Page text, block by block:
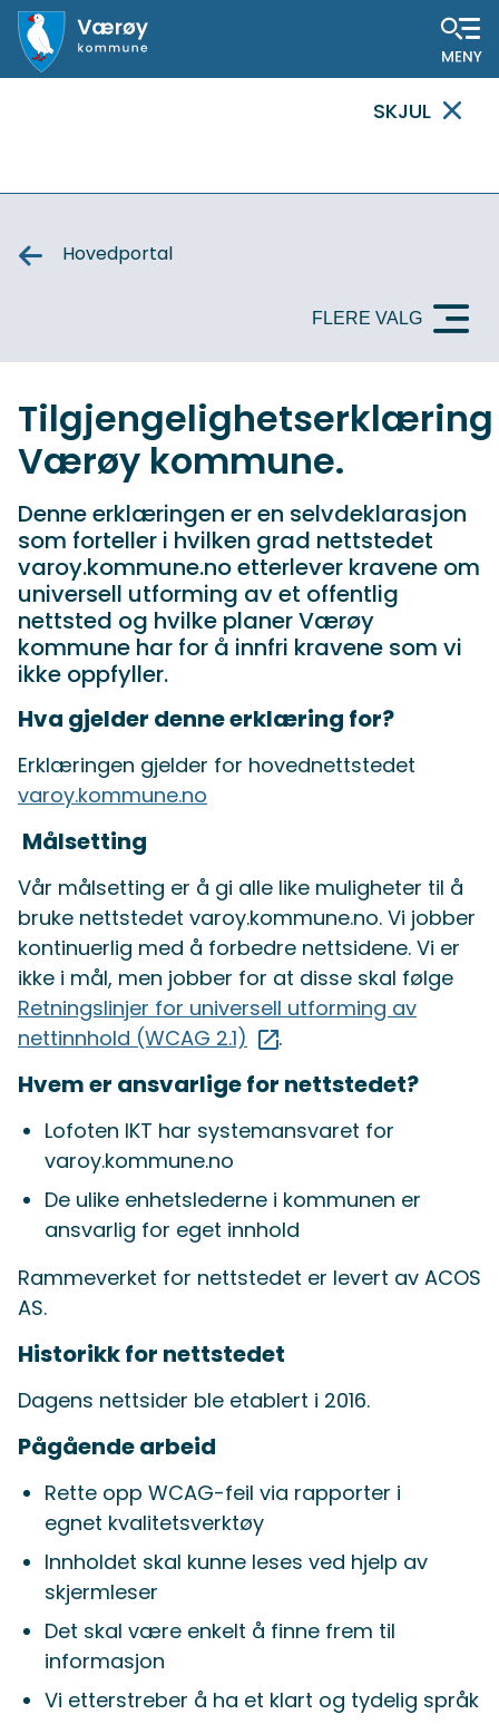
MELDING
SKJUL
Hovedportal
FLERE VALG
Tilgjengelighetserklæring
Værøy kommune.
Denne erklæringen er en selvdeklarasjon
som forteller i hvilken grad nettstedet
varoy.kommune.no etterlever kravene om
universell utforming av et offentlig
nettsted og hvilke planer Værøy
kommune har for å innfri kravene som vi
ikke oppfyller.
Hva gjelder denne erklæring for?
Erklæringen gjelder for hovednettstedet
varoy.kommune.no
Målsetting
Vår målsetting er å gi alle like muligheter til å
bruke nettstedet varoy.kommune.no. Vi jobber
kontinuerlig med å forbedre nettsidene. Vi er
ikke i mål, men jobber for at disse skal følge
Retningslinjer for universell utforming av
nettinnhold (WCAG 2.1)
.
Hvem er ansvarlige for nettstedet?
Lofoten IKT har systemansvaret for
varoy.kommune.no
De ulike enhetslederne i kommunen er
ansvarlig for eget innhold
Rammeverket for nettstedet er levert av ACOS
AS.
Historikk for nettstedet
Dagens nettsider ble etablert i 2016.
Pågående arbeid
Rette opp WCAG-feil via rapporter i
egnet kvalitetsverktøy
Innholdet skal kunne leses ved hjelp av
skjermleser
Det skal være enkelt å finne frem til
informasjon
Vi etterstreber å ha et klart og tydelig språk